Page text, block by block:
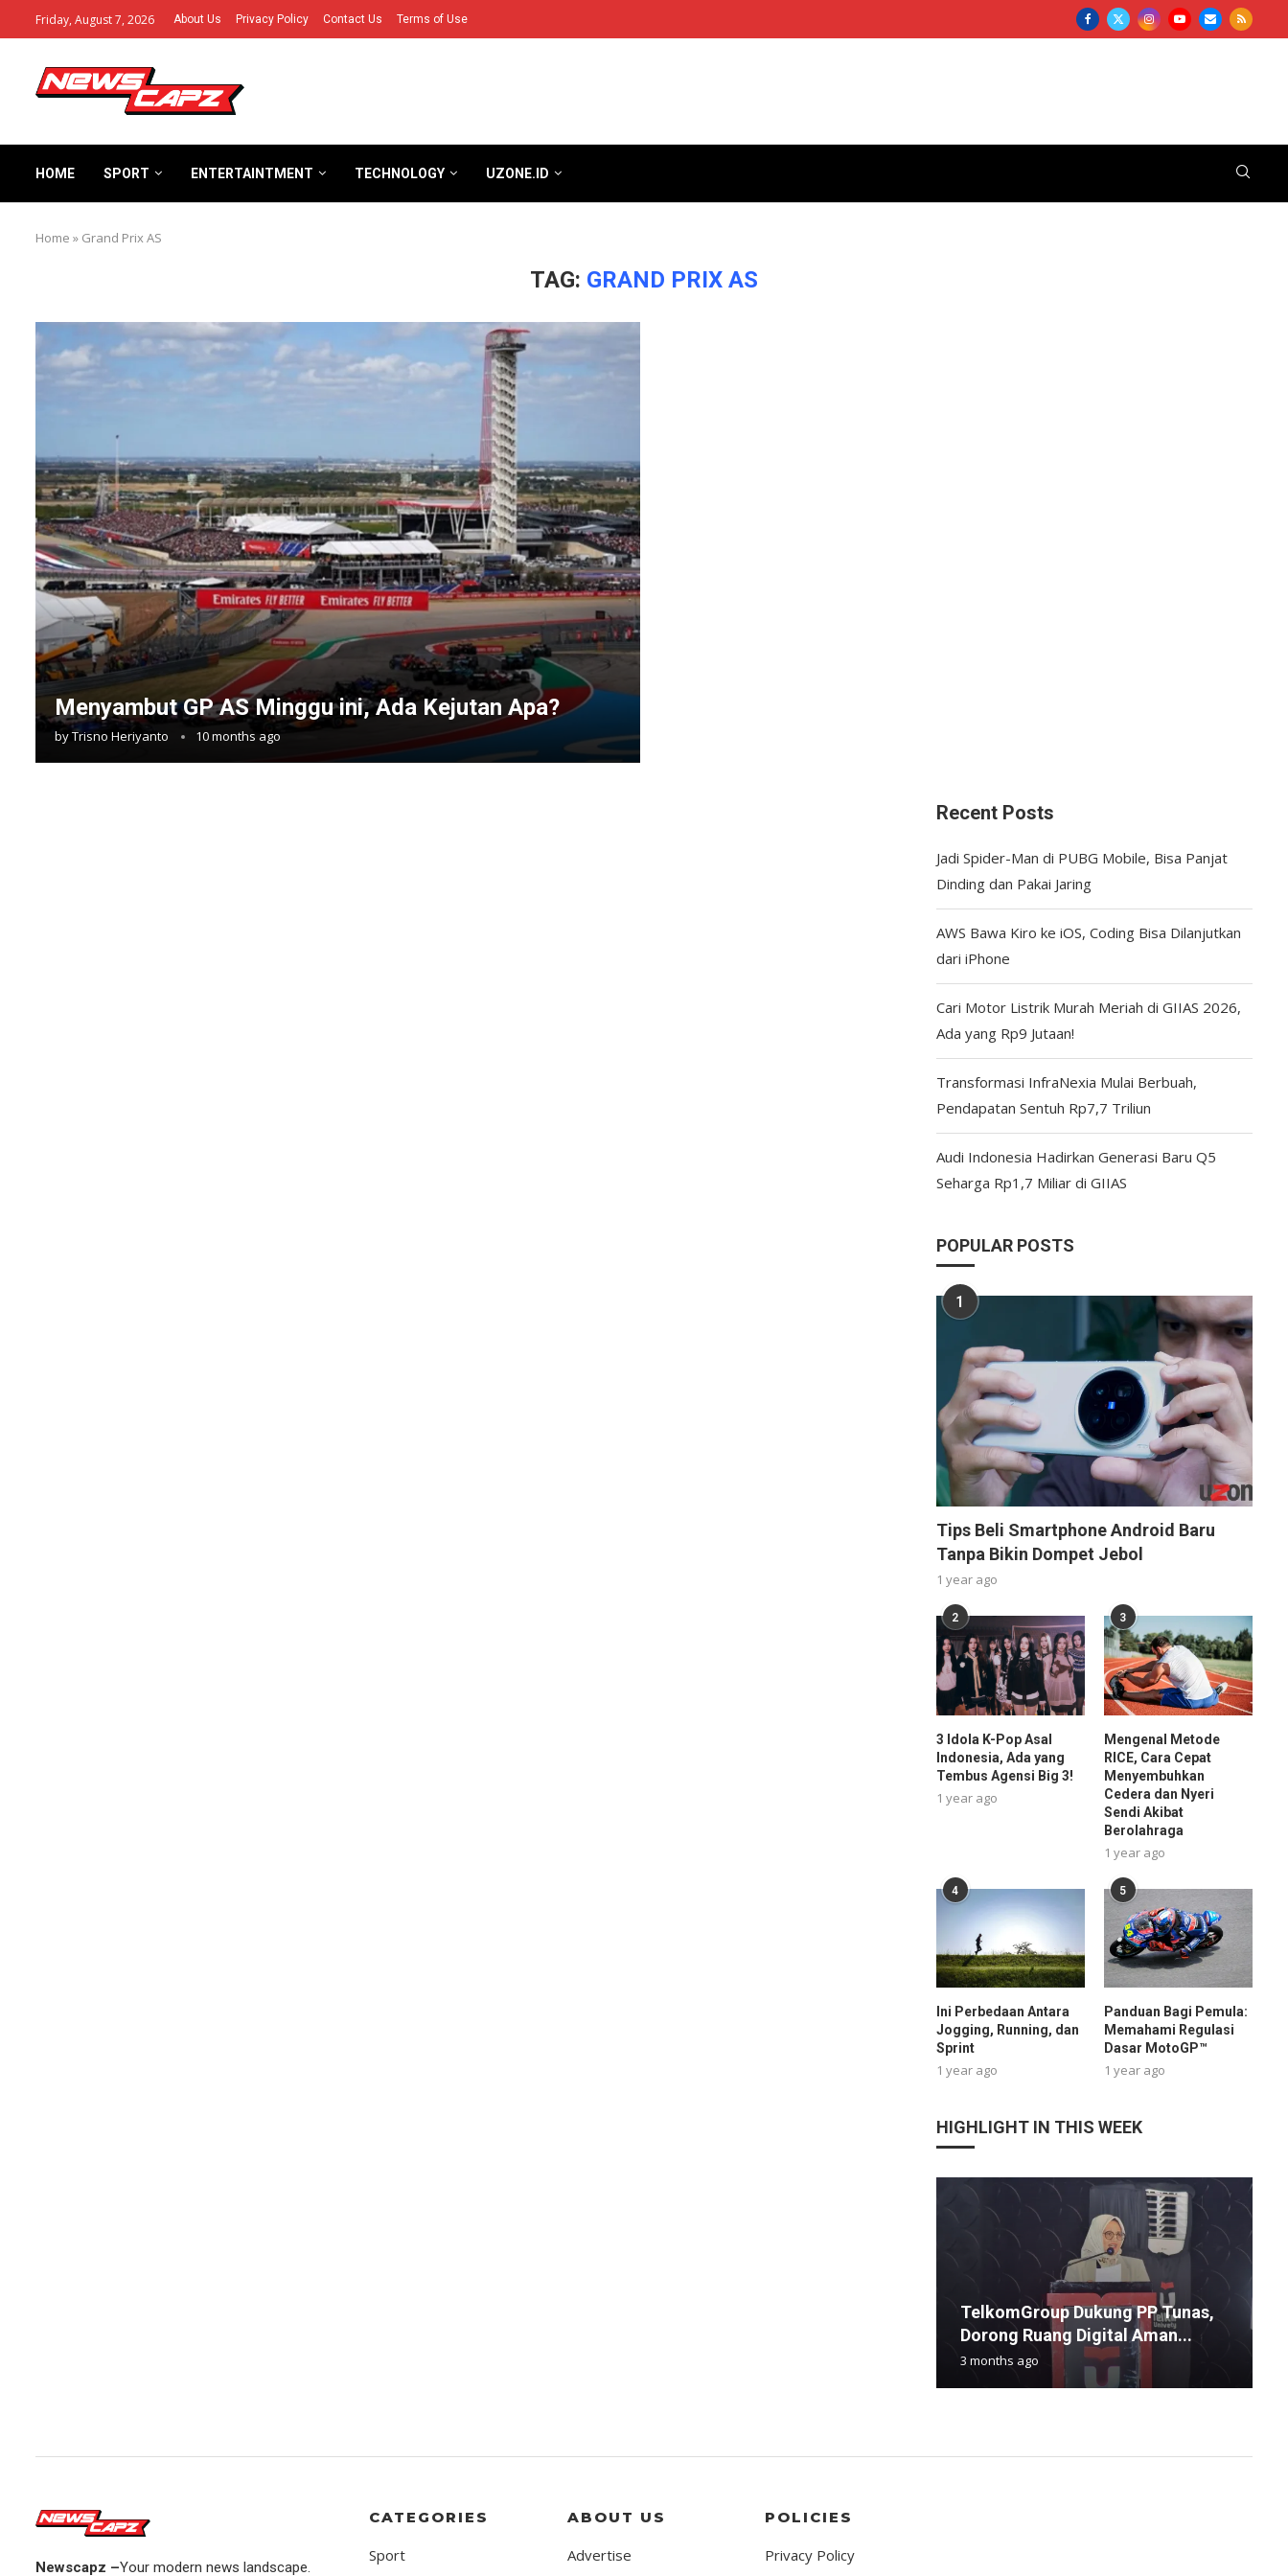
Friday, August 7, 2026 About Us Privacy Policy Contact Us Terms of Use
HOME SPORT ENTERTAINTMENT TECHNOLOGY UZONE.ID
Home » Grand Prix AS
TAG: GRAND PRIX AS
Menyambut GP AS Minggu ini, Ada Kejutan Apa?
byTrisno Heriyanto 10 months ago
Recent Posts
Jadi Spider-Man di PUBG Mobile, Bisa Panjat
Dinding dan Pakai Jaring
AWS Bawa Kiro ke iOS, Coding Bisa Dilanjutkan
dari iPhone
Cari Motor Listrik Murah Meriah di GIIAS 2026,
Ada yang Rp9 Jutaan!
Transformasi InfraNexia Mulai Berbuah,
Pendapatan Sentuh Rp7,7 Triliun
Audi Indonesia Hadirkan Generasi Baru Q5
Seharga Rp1,7 Miliar di GIIAS
POPULAR POSTS
1
Tips Beli Smartphone Android Baru
Tanpa Bikin Dompet Jebol
1 year ago
2
3 Idola K-Pop Asal
Indonesia, Ada yang
Tembus Agensi Big 3!
1 year ago
3
Mengenal Metode
RICE, Cara Cepat
Menyembuhkan
Cedera dan Nyeri
Sendi Akibat
Berolahraga
1 year ago
4
Ini Perbedaan Antara
Jogging, Running, dan
Sprint
1 year ago
5
Panduan Bagi Pemula:
Memahami Regulasi
Dasar MotoGP™
1 year ago
HIGHLIGHT IN THIS WEEK
TelkomGroup Dukung PP Tunas,
Dorong Ruang Digital Aman...
3 months ago
Newscapz –Your modern news landscape.
CATEGORIES
Sport
ABOUT US
Advertise
POLICIES
Privacy Policy